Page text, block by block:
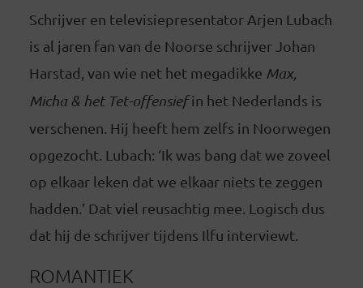
Schrijver en televisiepresentator Arjen Lubach
is al jaren fan van de Noorse schrijver Johan
Harstad, van wie net het megadikke Max,
Micha & het Tet-offensiefin het Nederlands is
verschenen. Hij heeft hem zelfs in Noorwegen
opgezocht. Lubach: ‘Ik was bang dat we zoveel
op elkaar leken dat we elkaar niets te zeggen
hadden.’ Dat viel reusachtig mee. Logisch dus
dat hij de schrijver tijdens Ilfu interviewt.
ROMANTIEK